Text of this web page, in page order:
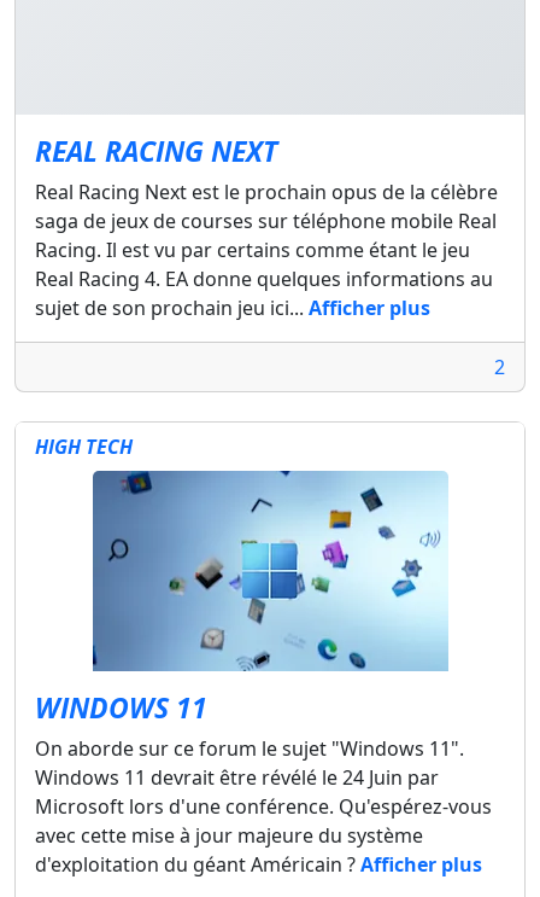
REAL RACING NEXT
Real Racing Next est le prochain opus de la célèbre
saga de jeux de courses sur téléphone mobile Real
Racing. Il est vu par certains comme étant le jeu
Real Racing 4. EA donne quelques informations au
sujet de son prochain jeu ici... Afficher plus
2
HIGH TECH
WINDOWS 11
On aborde sur ce forum le sujet "Windows 11".
Windows 11 devrait être révélé le 24 Juin par
Microsoft lors d'une conférence. Qu'espérez-vous
avec cette mise à jour majeure du système
d'exploitation du géant Américain ?Afficher plus